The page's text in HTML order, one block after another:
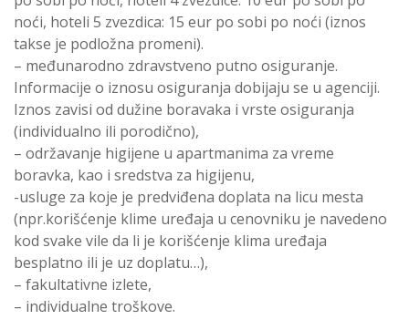
noći, hoteli 5 zvezdica: 15 eur po sobi po noći (iznos
takse je podložna promeni).
– međunarodno zdravstveno putno osiguranje.
Informacije o iznosu osiguranja dobijaju se u agenciji.
Iznos zavisi od dužine boravaka i vrste osiguranja
(individualno ili porodično),
– održavanje higijene u apartmanima za vreme
boravka, kao i sredstva za higijenu,
-usluge za koje je predviđena doplata na licu mesta
(npr.korišćenje klime uređaja u cenovniku je navedeno
kod svake vile da li je korišćenje klima uređaja
besplatno ili je uz doplatu…),
– fakultativne izlete,
– individualne troškove.